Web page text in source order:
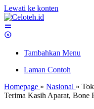
Lewati ke konten
Tambahkan Menu
Laman Contoh
Homepage » Nasional »
Terima Kasih Aparat, Bone